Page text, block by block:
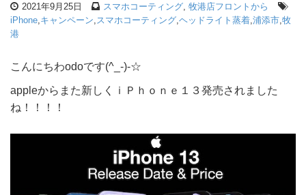
2021年9月25日 スマホコーティング 牧港店フロントから
iPhone キャンペーン スマホコーティング ヘッドライト蒸着 浦添市 牧
港
こんにちわodoです(^_-)-☆
appleからまた新しくｉＰｈｏｎｅ１３発売されました
ね！！！！